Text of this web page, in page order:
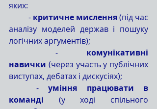
яких:
	-
критичне мислення (під час
аналізу моделей держав і пошуку
логічних аргументів);
	-
комунікативні
навички (через участь у публічних
виступах, дебатах і дискусіях);
	-
уміння працювати в
команді (у ході спільного